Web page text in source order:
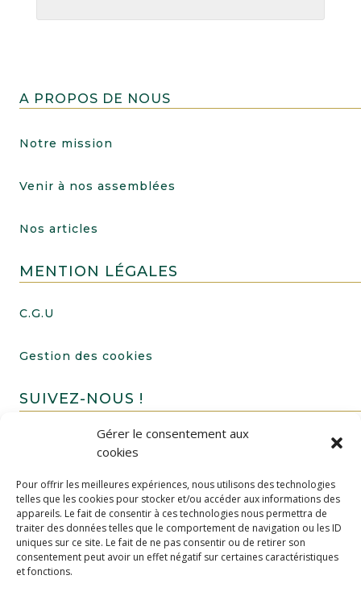
Gérer le consentement aux
cookies
Pour offrir les meilleures expériences, nous utilisons des technologies
telles que les cookies pour stocker et/ou accéder aux informations des
appareils. Le fait de consentir à ces technologies nous permettra de
traiter des données telles que le comportement de navigation ou les ID
uniques sur ce site. Le fait de ne pas consentir ou de retirer son
consentement peut avoir un effet négatif sur certaines caractéristiques
et fonctions.
A PROPOS DE NOUS
Notre mission
Venir à nos assemblées
Nos articles
MENTION LÉGALES
C.G.U
Gestion des cookies
SUIVEZ-NOUS !
FAIRE UN DON